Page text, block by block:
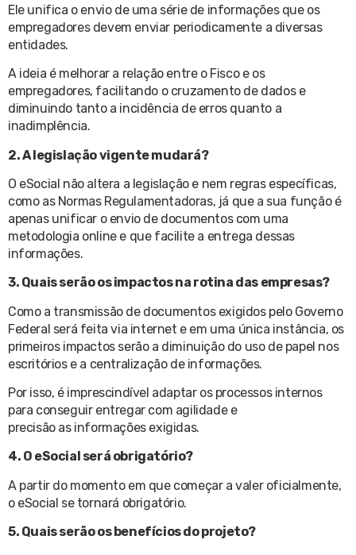
Ele unifica o envio de uma série de informações que os
empregadores devem enviar periodicamente a diversas
entidades.
A ideia é melhorar a relação entre o Fisco e os
empregadores, facilitando o cruzamento de dados e
diminuindo tanto a incidência de erros quanto a
inadimplência.
2. A legislação vigente mudará?
O eSocial não altera a legislação e nem regras específicas,
como as Normas Regulamentadoras, já que a sua função é
apenas unificar o envio de documentos com uma
metodologia online e que facilite a entrega dessas
informações.
3. Quais serão os impactos na rotina das empresas?
Como a transmissão de documentos exigidos pelo Governo
Federal será feita via internet e em uma única instância, os
primeiros impactos serão a diminuição do uso de papel nos
escritórios e a centralização de informações.
Por isso, é imprescindível adaptar os processos internos
para conseguir entregar com agilidade e
precisão as informações exigidas.
4. O eSocial será obrigatório?
A partir do momento em que começar a valer oficialmente,
o eSocial se tornará obrigatório.
5. Quais serão os benefícios do projeto?